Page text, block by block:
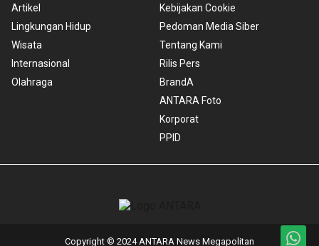
Artikel
Lingkungan Hidup
Wisata
Internasional
Olahraga
Kebijakan Cookie
Pedoman Media Siber
Tentang Kami
Rilis Pers
BrandA
ANTARA Foto
Korporat
PPID
Copyright © 2024 ANTARA News Megapolitan